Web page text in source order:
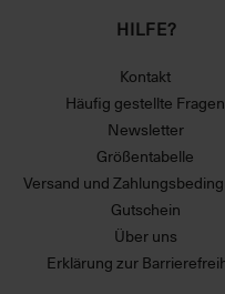
HILFE?
Kontakt
Häufig gestellte Fragen
Newsletter
Größentabelle
Versand und
Gutschein
Über uns
Erklärung zur